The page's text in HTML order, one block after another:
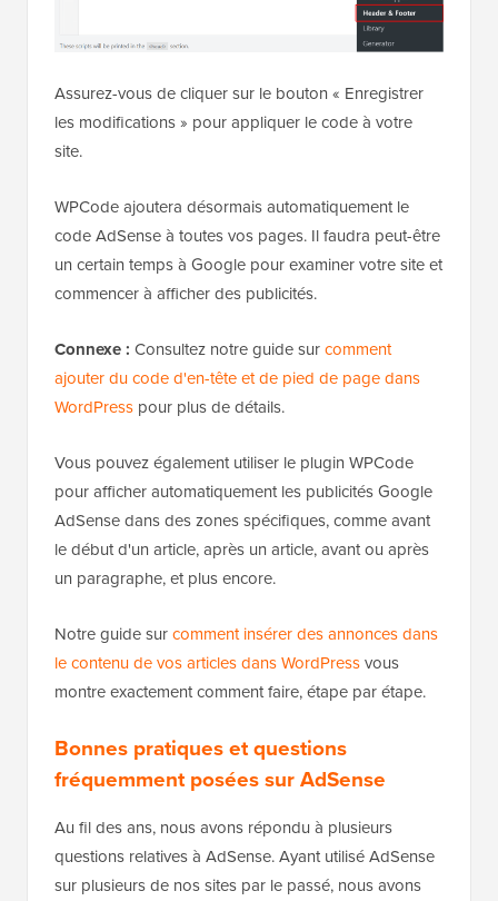
Assurez-vous de cliquer sur le bouton « Enregistrer
les modifications » pour appliquer le code à votre
site.
WPCode ajoutera désormais automatiquement le
code AdSense à toutes vos pages. Il faudra peut-être
un certain temps à Google pour examiner votre site et
commencer à afficher des publicités.
Connexe : Consultez notre guide surcomment
ajouter du code d'en-tête et de pied de page dans
WordPress pour plus de détails.
Vous pouvez également utiliser le plugin WPCode
pour afficher automatiquement les publicités Google
AdSense dans des zones spécifiques, comme avant
le début d'un article, après un article, avant ou après
un paragraphe, et plus encore.
Notre guide surcomment insérer des annonces dans
le contenu de vos articles dans WordPressvous
montre exactement comment faire, étape par étape.
Bonnes pratiques et questions
fréquemment posées sur AdSense
Au fil des ans, nous avons répondu à plusieurs
questions relatives à AdSense. Ayant utilisé AdSense
sur plusieurs de nos sites par le passé, nous avons